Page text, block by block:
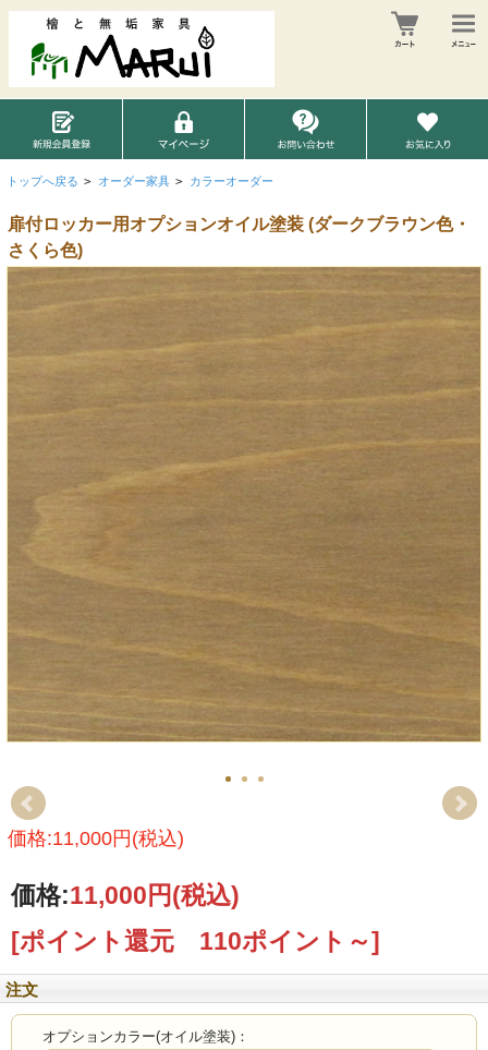
トップへ戻る > オーダー家具 > カラーオーダー
扉付ロッカー用オプションオイル塗装 (ダークブラウン色・
さくら色)
価格:11,000円(税込)
価格:11,000円(税込)
[ポイント還元 110ポイント～]
注文
オプションカラー(オイル塗装)：